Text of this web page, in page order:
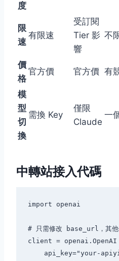
度
限
速
有限速
受訂閱
Tier 影
響
不
價
格
官方價 官方價 有
模
型
切
換
需換 Key
僅限
Claude
一
中轉站接入代碼
import openai
# 只需修改 base_url，其他
client = openai.OpenAI